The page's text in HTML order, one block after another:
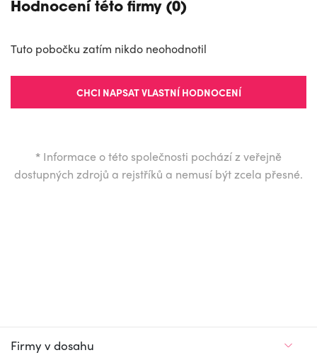
Hodnocení této firmy (0)
Tuto pobočku zatím nikdo neohodnotil
CHCI NAPSAT VLASTNÍ HODNOCENÍ
* Informace o této společnosti pochází z veřejně
dostupných zdrojů a rejstříků a nemusí být zcela přesné.
Firmy v dosahu